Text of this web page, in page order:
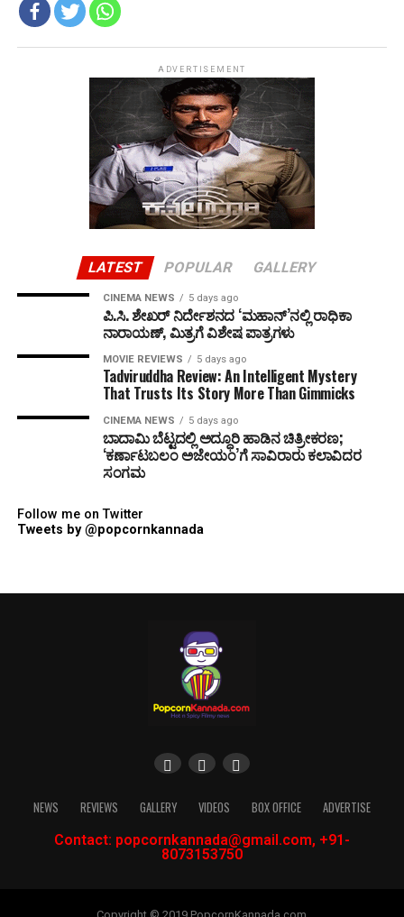
ADVERTISEMENT
LATEST POPULAR GALLERY
CINEMA NEWS 5 days ago
ಪಿ.ಸಿ. ಶೇಖರ್ ನಿರ್ದೇಶನದ ‘ಮಹಾನ್’ನಲ್ಲಿ ರಾಧಿಕಾ
ನಾರಾಯಣ್, ಮಿತ್ರಗೆ ವಿಶೇಷ ಪಾತ್ರಗಳು
MOVIE REVIEWS 5 days ago
Tadviruddha Review: An Intelligent Mystery
That Trusts Its Story More Than Gimmicks
CINEMA NEWS 5 days ago
ಬಾದಾಮಿ ಬೆಟ್ಟದಲ್ಲಿ ಅದ್ಧೂರಿ ಹಾಡಿನ ಚಿತ್ರೀಕರಣ;
‘ಕರ್ಣಾಟಬಲಂ ಅಜೇಯಂ’ಗೆ ಸಾವಿರಾರು ಕಲಾವಿದರ
ಸಂಗಮ
Follow me on Twitter
Tweets by @popcornkannada
NEWS REVIEWS GALLERY VIDEOS BOX OFFICE
ADVERTISE
Contact: popcornkannada@gmail.com, +91-
8073153750